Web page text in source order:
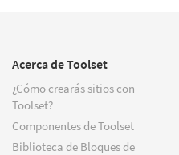
Acerca de Toolset
¿Cómo crearás sitios con
Toolset?
Componentes de Toolset
Biblioteca de Bloques de